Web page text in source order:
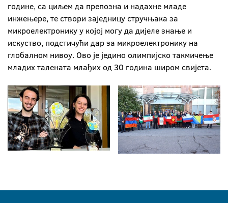
године, са циљем да препозна и надахне младе
инжењере, те створи заједницу стручњака за
микроелектронику у којој могу да дијеле знање и
искуство, подстичући дар за микроелектронику на
глобалном нивоу. Ово је једино олимпијско такмичење
младих талената млађих од 30 година широм свијета.